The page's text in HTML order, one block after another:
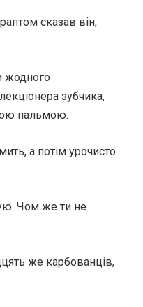
сказав він,
жодного
зубчика,
пальмою.
а потім урочисто
Чом же ти не
же карбованців,